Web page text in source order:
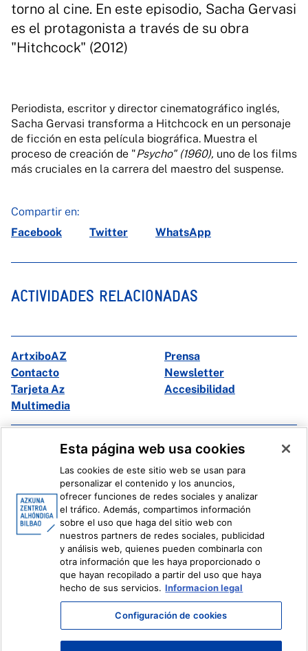
torno al cine. En este episodio, Sacha Gervasi
es el protagonista a través de su obra
"Hitchcock" (2012)
Periodista, escritor y director cinematográfico inglés,
Sacha Gervasi transforma a Hitchcock en un personaje
de ficción en esta película biográfica. Muestra el
proceso de creación de "Psycho" (1960), uno de los films
más cruciales en la carrera del maestro del suspense.
Compartir en:
Facebook
Twitter WhatsApp
ACTIVIDADES RELACIONADAS
ArtxiboAZ
Prensa
Contacto
Newsletter
Tarjeta Az
Accesibilidad
Multimedia
Facebook
X
Ivoox
Información legal Sistema Interno de Información
Esta página web usa cookies
Las cookies de este sitio web se usan para
personalizar el contenido y los anuncios,
ofrecer funciones de redes sociales y analizar
el tráfico. Además, compartimos información
sobre el uso que haga del sitio web con
nuestros partners de redes sociales, publicidad
y análisis web, quienes pueden combinarla con
otra información que les haya proporcionado o
que hayan recopilado a partir del uso que haya
hecho de sus servicios. Informacion legal
Configuración de cookies